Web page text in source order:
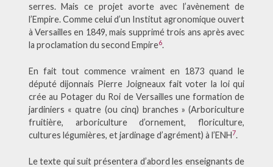
serres. Mais ce projet avorte avec l’avènement de
l’Empire. Comme celui d’un Institut agronomique ouvert
à Versailles en 1849, mais supprimé trois ans après avec
la proclamation du second Empire6.
En fait tout commence vraiment en 1873 quand le
député dijonnais Pierre Joigneaux fait voter la loi qui
crée au Potager du Roi de Versailles une formation de
jardiniers « quatre (ou cinq) branches » (Arboriculture
fruitière, arboriculture d’ornement, floriculture,
cultures légumières, et jardinage d’agrément) à l’ENH7.
Le texte qui suit présentera d’abord les enseignants de